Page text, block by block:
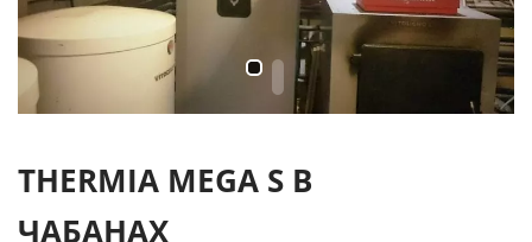
THERMIA MEGA S В
ЧАБАНАХ